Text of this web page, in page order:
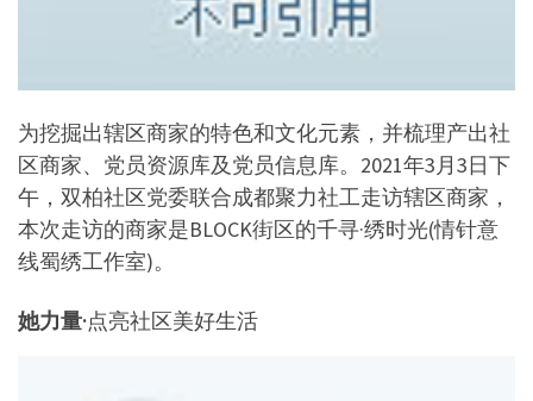
为挖掘出辖区商家的特色和文化元素，并梳理产出社
区商家、党员资源库及党员信息库。2021年3月3日下
午，双柏社区党委联合成都聚力社工走访辖区商家，
本次走访的商家是BLOCK街区的千寻·绣时光(情针意
线蜀绣工作室)。
她力量·点亮社区美好生活